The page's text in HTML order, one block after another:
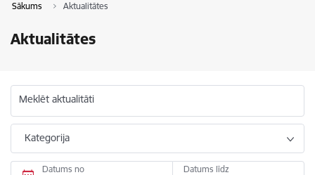
Sākums Aktualitātes
Aktualitātes
Meklēt aktualitāti
Kategorija
Datums no Datums līdz